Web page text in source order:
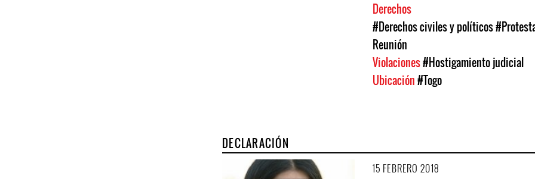
Derechos
#Derechos civiles y políticos
Reunión
Violaciones#Hostigamiento judicial
Ubicación#Togo
DECLARACIÓN
15 FEBRERO 2018